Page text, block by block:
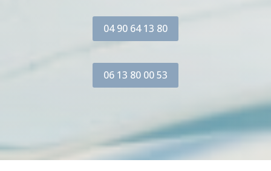
04 90 64 13 80
06 13 80 00 53